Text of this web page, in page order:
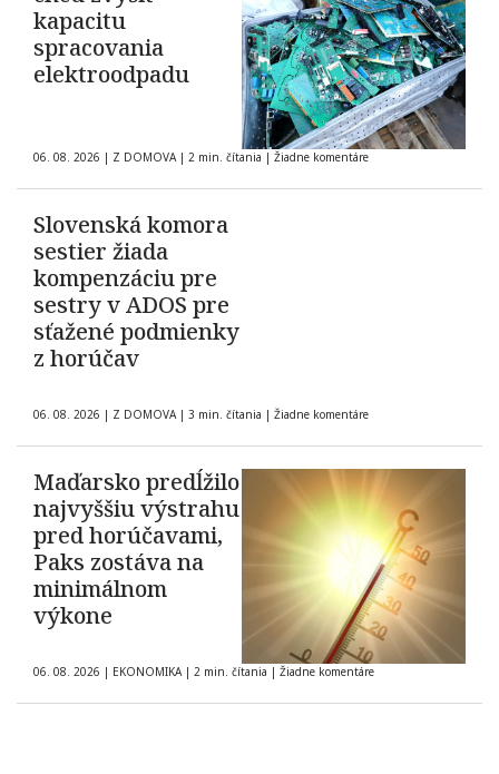
kapacitu
spracovania
elektroodpadu
06. 08. 2026 | Z DOMOVA | 2 min. čítania | Žiadne komentáre
Slovenská komora
sestier žiada
kompenzáciu pre
sestry v ADOS pre
sťažené podmienky
z horúčav
06. 08. 2026 | Z DOMOVA | 3 min. čítania | Žiadne komentáre
Maďarsko predĺžilo
najvyššiu výstrahu
pred horúčavami,
Paks zostáva na
minimálnom
výkone
06. 08. 2026 | EKONOMIKA | 2 min. čítania | Žiadne komentáre